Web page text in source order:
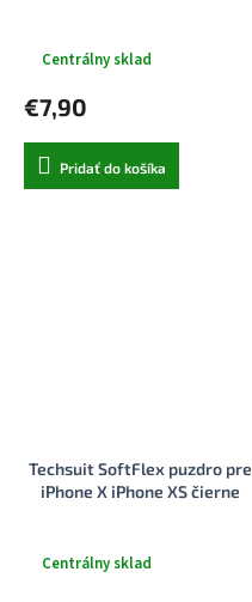
Centrálny sklad
€7,90
Pridať do košíka
Techsuit SoftFlex puzdro pre
iPhone X iPhone XS čierne
Centrálny sklad